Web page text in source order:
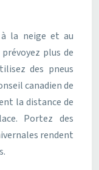
à la neige et au
plus de
des pneus
canadien de
la distance de
Portez des
rendent